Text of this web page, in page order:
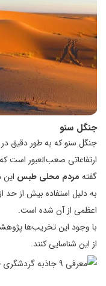
جنگل سنو
ارتفاعاتی صعب‌العبور است
گفته مردم محلی طبس
به دلیل استفاده بیش از حد
اعظمی از آن شده است.
از این شناسایی کنند.